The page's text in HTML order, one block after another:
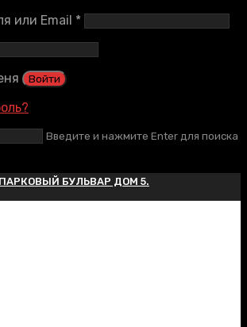
или Email *Обязательно
Войти
Введите и нажмите Enter для поиска
БУЛЬВАР ДОМ 5.